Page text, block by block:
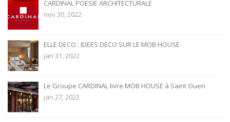
CARDINAL POESIE ARCHITECTURALE
nov 30, 2022
ELLE DECO : IDEES DECO SUR LE MOB HOUSE
jan 31, 2022
Le Groupe CARDINAL livre MOB HOUSE à Saint Ouen
jan 27, 2022